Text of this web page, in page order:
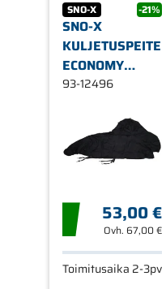
SNO-X -21%
SNO-X
KULJETUSPEITE
ECONOMY
YAMAHA
93-12496
53,00 €
Ovh. 67,00 €
Toimitusaika 2-3pv